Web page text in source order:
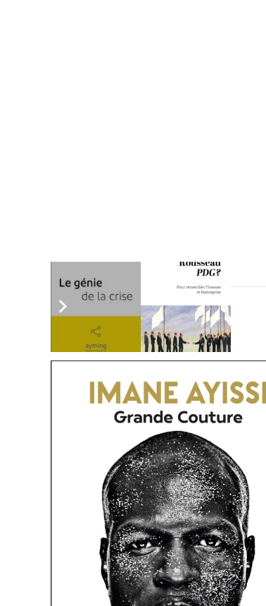
Vous aimerez aussi